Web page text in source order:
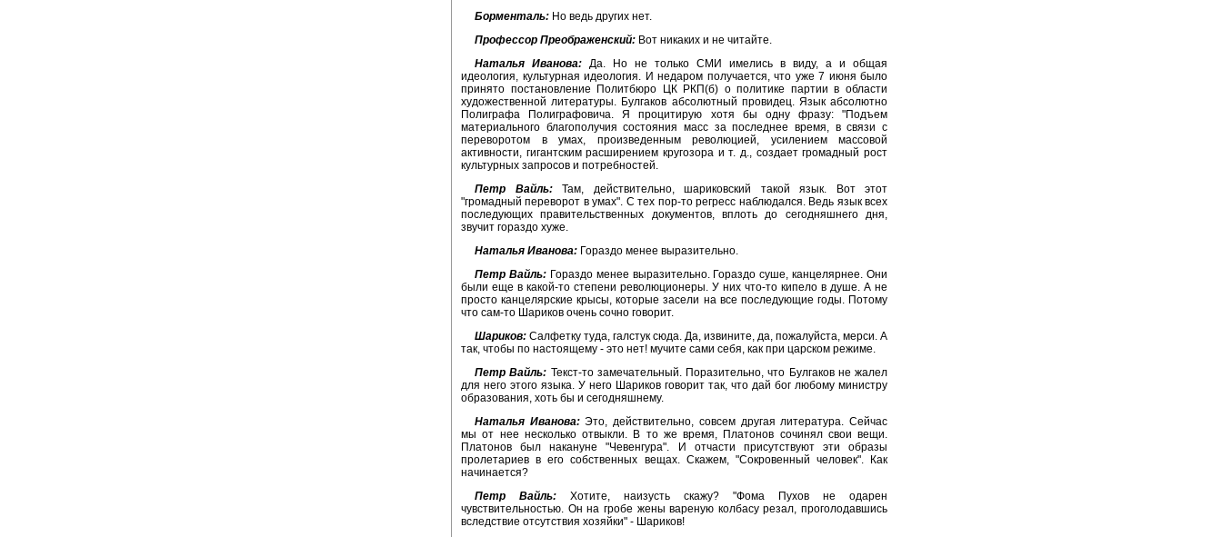
Борменталь: Но ведь других нет.
Профессор Преображенский: Вот никаких и не читайте.
Наталья Иванова: Да. Но не только СМИ имелись в виду, а и общая
идеология, культурная идеология. И недаром получается, что уже 7 июня было
принято постановление Политбюро ЦК РКП(б) о политике партии в области
художественной литературы. Булгаков абсолютный провидец. Язык абсолютно
Полиграфа Полиграфовича. Я процитирую хотя бы одну фразу: "Подъем
материального благополучия состояния масс за последнее время, в связи с
переворотом в умах, произведенным революцией, усилением массовой
активности, гигантским расширением кругозора и т. д., создает громадный рост
культурных запросов и потребностей.
Петр Вайль:Там, действительно, шариковский такой язык. Вот этот
"громадный переворот в умах". С тех пор-то регресс наблюдался. Ведь язык всех
последующих правительственных документов, вплоть до сегодняшнего дня,
звучит гораздо хуже.
Наталья Иванова: Гораздо менее выразительно.
Петр Вайль:Гораздо менее выразительно. Гораздо суше, канцелярнее. Они
были еще в какой-то степени революционеры. У них что-то кипело в душе. А не
просто канцелярские крысы, которые засели на все последующие годы. Потому
что сам-то Шариков очень сочно говорит.
Шариков: Салфетку туда, галстук сюда. Да, извините, да, пожалуйста, мерси. А
так, чтобы по настоящему - это нет! мучите сами себя, как при царском режиме.
Петр Вайль: Текст-то замечательный. Поразительно, что Булгаков не жалел
для него этого языка. У него Шариков говорит так, что дай бог любому министру
образования, хоть бы и сегодняшнему.
Наталья Иванова:Это, действительно, совсем другая литература. Сейчас
мы от нее несколько отвыкли. В то же время, Платонов сочинял свои вещи.
Платонов был накануне "Чевенгура". И отчасти присутствуют эти образы
пролетариев в его собственных вещах. Скажем, "Сокровенный человек". Как
начинается?
Петр Вайль: Хотите, наизусть скажу? "Фома Пухов не одарен
чувствительностью. Он на гробе жены вареную колбасу резал, проголодавшись
вследствие отсутствия хозяйки" - Шариков!